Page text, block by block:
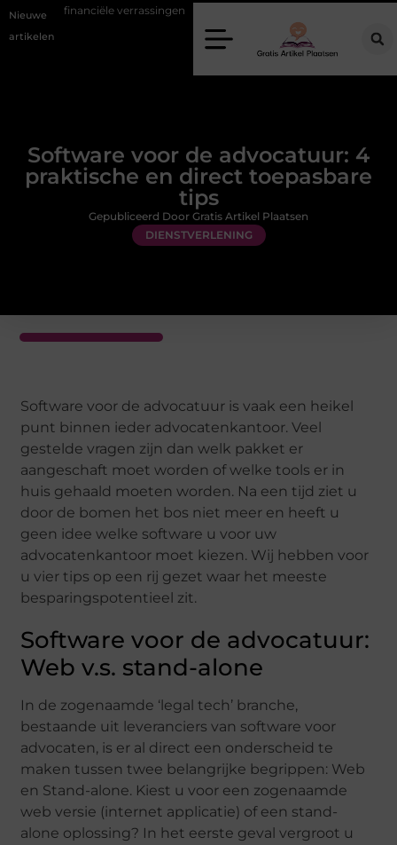
Nieuwe
artikelen
verrassingen Gemiddelde tarieven van een dierenarts in Arnhem
Software voor de advocatuur: 4
praktische en direct toepasbare
tips
DIENSTVERLENING
Gepubliceerd Door Gratis Artikel Plaatsen
Software voor de advocatuur is vaak een heikel
punt binnen ieder advocatenkantoor. Veel
gestelde vragen zijn dan welk pakket er
aangeschaft moet worden of welke tools er in
huis gehaald moeten worden. Na een tijd ziet u
door de bomen het bos niet meer en heeft u
geen idee welke software u voor uw
advocatenkantoor moet kiezen. Wij hebben voor
u vier tips op een rij gezet waar het meeste
besparingspotentieel zit.
Software voor de advocatuur:
Web v.s. stand-alone
In de zogenaamde ‘legal tech’ branche,
bestaande uit leveranciers van software voor
advocaten, is er al direct een onderscheid te
maken tussen twee belangrijke begrippen: Web
en Stand-alone. Kiest u voor een zogenaamde
web versie (internet applicatie) of een stand-
alone oplossing? In het eerste geval vergroot u